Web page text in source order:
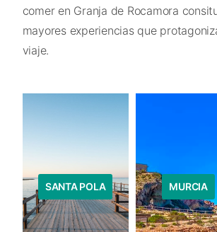
comer en Granja de Rocamora
mayores experiencias que
viaje.
SANTA POLA MURCIA